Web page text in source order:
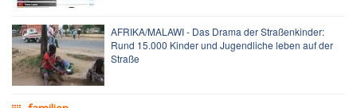
AFRIKA/MALAWI - Das Drama der Straßenkinder:
Rund 15.000 Kinder und Jugendliche leben auf der
Straße